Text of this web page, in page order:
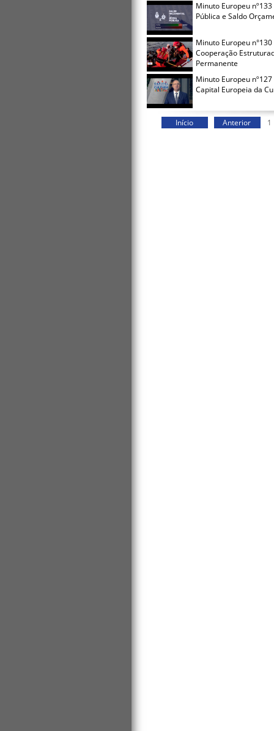
Minuto Europeu
Pública e Saldo
Minuto Europeu n°130
Cooperação
Permanente
Minuto Europeu nº127
Capital Europeia da
Início Anterior 1